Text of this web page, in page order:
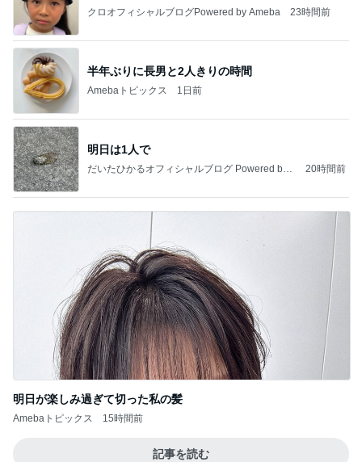
クロオフィシャルブログPowered by Ameba 23時間前
半年ぶりに長男と2人きりの時間
Amebaトピックス 1日前
明日は1人で
だいたひかるオフィシャルブログ Powered by
20時間前
明日が楽しみ過ぎて切った私の髪
Amebaトピックス 15時間前
記事を読む